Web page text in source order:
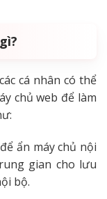
cá nhân có thể
chủ web để làm
ẩn máy chủ nội
gian cho lưu
bộ.